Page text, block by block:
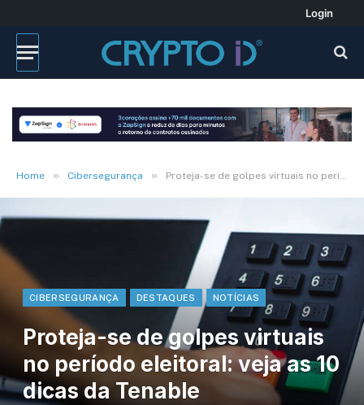
Login
Home » Cibersegurança » Proteja-se de golpes virtuais no período eleitoral: veja as 10 dicas da Tenable
CIBERSEGURANÇA DESTAQUES NOTÍCIAS
Proteja-se de golpes virtuais
no período eleitoral: veja as 10
dicas da Tenable